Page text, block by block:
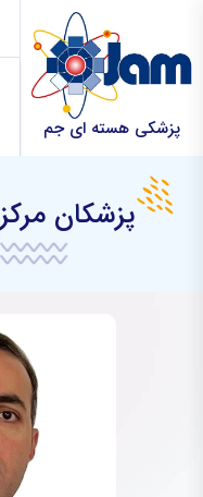
پزشکی هسته ای جم
پزشکان